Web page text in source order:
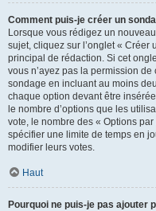
Comment puis-je créer un
Lorsque vous rédigez un
sujet, cliquez sur l’onglet «
principal de rédaction. Si cet
vous n’ayez pas la permission
sondage en incluant au moins
chaque option devant être
le nombre d’options que les
vote, le nombre des « Options
spécifier une limite de temps en
modifier leurs votes.
Haut
Pourquoi ne puis-je pas ajouter